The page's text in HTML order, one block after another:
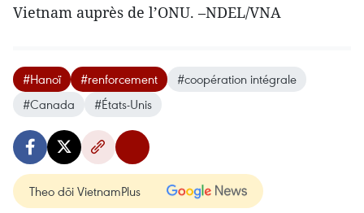
Vietnam auprès de l’ONU. –NDEL/VNA
#Hanoï #renforcement
#coopération intégrale
#Canada
#États-Unis
Theo dõi VietnamPlus